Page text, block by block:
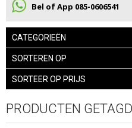
Bel of App 085-0606541
CATEGORIEËN
SORTEREN OP
SORTEER OP PRIJS
PRODUCTEN